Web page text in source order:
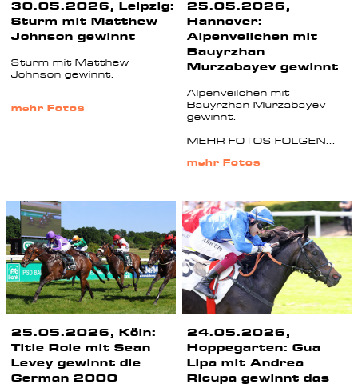
30.05.2026, Leipzig:
Sturm mit Matthew
Johnson gewinnt
Sturm mit Matthew
Johnson gewinnt.
mehr Fotos
25.05.2026,
Hannover:
Alpenveilchen mit
Bauyrzhan
Murzabayev gewinnt
Alpenveilchen mit
Bauyrzhan Murzabayev
gewinnt.
MEHR FOTOS FOLGEN...
mehr Fotos
25.05.2026, Köln:
Title Role mit Sean
Levey gewinnt die
German 2000
24.05.2026,
Hoppegarten: Gua
Lipa mit Andrea
Ricupa gewinnt das